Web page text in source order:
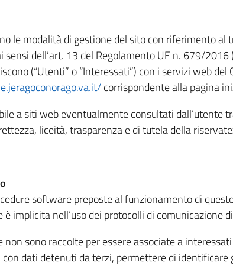
le modalità di gestione del sito con riferimento
sensi dell’art. 13 del Regolamento UE n. 679/
(“Utenti” o “Interessati”) con i servizi web
corrispondente alla pagina
a siti web eventualmente consultati
liceità, trasparenza e di tutela della
software preposte al funzionamento di
implicita nell’uso dei protocolli di comunicazione
sono raccolte per essere associate a
con dati detenuti da terzi, permettere di identificare